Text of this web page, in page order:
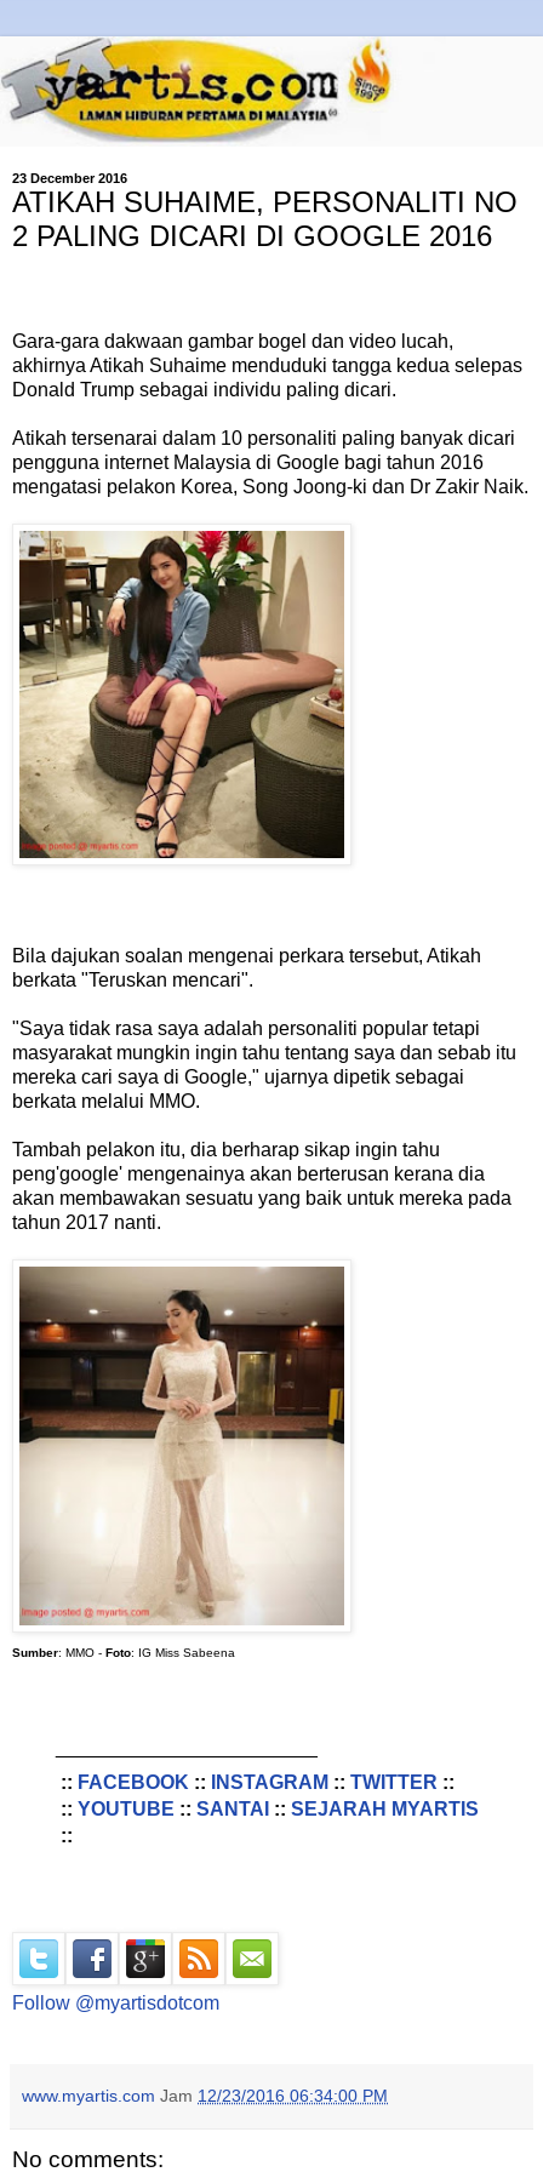
23 December 2016
ATIKAH SUHAIME, PERSONALITI NO
2 PALING DICARI DI GOOGLE 2016
Gara-gara dakwaan gambar bogel dan video lucah,
akhirnya Atikah Suhaime menduduki tangga kedua selepas
Donald Trump sebagai individu paling dicari.
Atikah tersenarai dalam 10 personaliti paling banyak dicari
pengguna internet Malaysia di Google bagi tahun 2016
mengatasi pelakon Korea, Song Joong-ki dan Dr Zakir Naik.
Bila dajukan soalan mengenai perkara tersebut, Atikah
berkata "Teruskan mencari".
"Saya tidak rasa saya adalah personaliti popular tetapi
masyarakat mungkin ingin tahu tentang saya dan sebab itu
mereka cari saya di Google," ujarnya dipetik sebagai
berkata melalui MMO.
Tambah pelakon itu, dia berharap sikap ingin tahu
peng'google' mengenainya akan berterusan kerana dia
akan membawakan sesuatu yang baik untuk mereka pada
tahun 2017 nanti.
Sumber: MMO - Foto: IG Miss Sabeena
:: FACEBOOK :: INSTAGRAM :: TWITTER ::
:: YOUTUBE :: SANTAI :: SEJARAH MYARTIS
::
Follow @myartisdotcom
www.myartis.com Jam 12/23/2016 06:34:00 PM
No comments: